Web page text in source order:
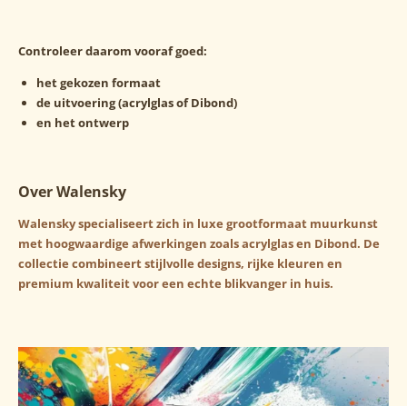
Controleer daarom vooraf goed:
het gekozen formaat
de uitvoering (acrylglas of Dibond)
en het ontwerp
Over Walensky
Walensky specialiseert zich in luxe grootformaat muurkunst
met hoogwaardige afwerkingen zoals acrylglas en Dibond. De
collectie combineert stijlvolle designs, rijke kleuren en
premium kwaliteit voor een echte blikvanger in huis.